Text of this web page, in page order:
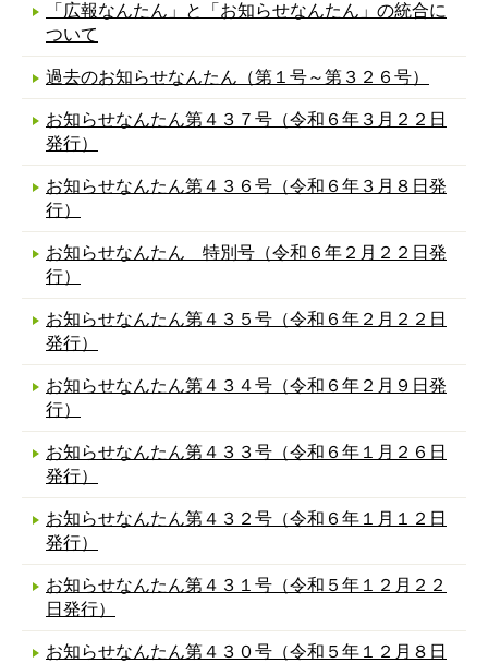
「広報なんたん」と「お知らせなんたん」の統合に
ついて
過去のお知らせなんたん（第１号～第３２６号）
お知らせなんたん第４３７号（令和６年３月２２日
発行）
お知らせなんたん第４３６号（令和６年３月８日発
行）
お知らせなんたん 特別号（令和６年２月２２日発
行）
お知らせなんたん第４３５号（令和６年２月２２日
発行）
お知らせなんたん第４３４号（令和６年２月９日発
行）
お知らせなんたん第４３３号（令和６年１月２６日
発行）
お知らせなんたん第４３２号（令和６年１月１２日
発行）
お知らせなんたん第４３１号（令和５年１２月２２
日発行）
お知らせなんたん第４３０号（令和５年１２月８日